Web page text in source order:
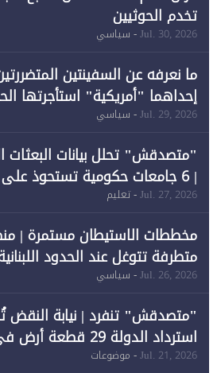
تخدم الحوثيين
Jul. 30, 2026- سياسي
ما نعرفه عن السفينتين
إحداهما "أمريكية" استأجرتها
احتياجات الطاقة
Jul. 29, 2026- سياسي
"متصدقش" تحلل بيانات البعثات
Jul. 27, 2026- تعليم
مخططات الاستيطان مستمرة |
متطرفة تتوغل عند الحدود
خرق الحدود
Jul. 26, 2026- سياسي
"متصدقش" تنفرد | نيابة النقض
استرداد الدولة 29
وقبول طعن الحكومة جزئيًا (1)
Jul. 21, 2026- موضوعات